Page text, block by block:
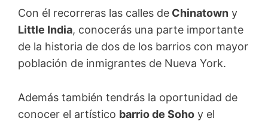
Con él recorreras las calles de Chinatown y
Little India, conocerás una parte importante
de la historia de dos de los barrios con mayor
población de inmigrantes de Nueva York.
Además también tendrás la oportunidad de
conocer el artístico barrio de Soho y el